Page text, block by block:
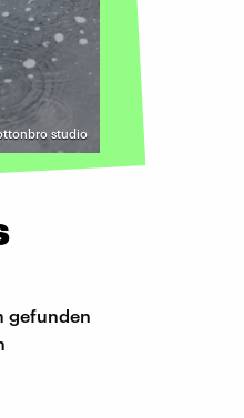
studio
gefunden